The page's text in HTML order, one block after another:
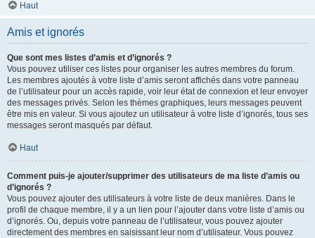
Haut
Amis et ignorés
Que sont mes listes d’amis et d’ignorés ?
Vous pouvez utiliser ces listes pour organiser les autres membres du forum.
Les membres ajoutés à votre liste d’amis seront affichés dans votre panneau
de l’utilisateur pour un accès rapide, voir leur état de connexion et leur envoyer
des messages privés. Selon les thèmes graphiques, leurs messages peuvent
être mis en valeur. Si vous ajoutez un utilisateur à votre liste d’ignorés, tous ses
messages seront masqués par défaut.
Haut
Comment puis-je ajouter/supprimer des utilisateurs de ma liste d’amis ou
d’ignorés ?
Vous pouvez ajouter des utilisateurs à votre liste de deux manières. Dans le
profil de chaque membre, il y a un lien pour l’ajouter dans votre liste d’amis ou
d’ignorés. Ou, depuis votre panneau de l’utilisateur, vous pouvez ajouter
directement des membres en saisissant leur nom d’utilisateur. Vous pouvez